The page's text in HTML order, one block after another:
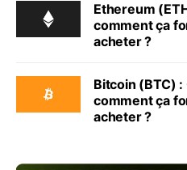
Ethereum
comment ça
acheter ?
Bitcoin (BTC) :
comment ça
acheter ?